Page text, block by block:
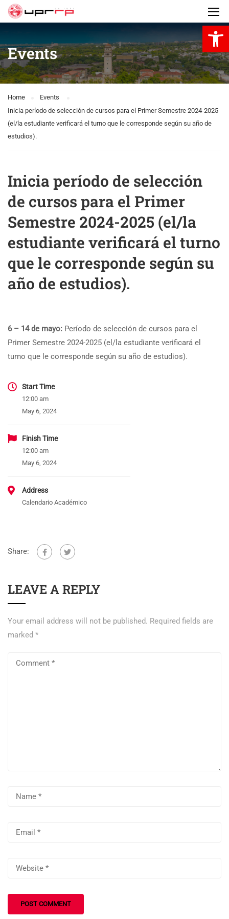
Events
Home
Events
Inicia período de selección de cursos para el Primer Semestre 2024-2025
(el/la estudiante verificará el turno que le corresponde según su año de
estudios).
Inicia período de selección
de cursos para el Primer
Semestre 2024-2025 (el/la
estudiante verificará el turno
que le corresponde según su
año de estudios).
6 – 14 de mayo: Período de selección de cursos para el
Primer Semestre 2024-2025 (el/la estudiante verificará el
turno que le corresponde según su año de estudios).
Start Time
12:00 am
May 6, 2024
Finish Time
12:00 am
May 6, 2024
Address
Calendario Académico
Share:
LEAVE A REPLY
Your email address will not be published. Required fields are
marked *